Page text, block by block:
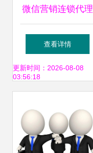
微信营销连锁代理
加盟费与软件开发
成本分析
查看详情
更新时间：2026-08-08
03:56:18